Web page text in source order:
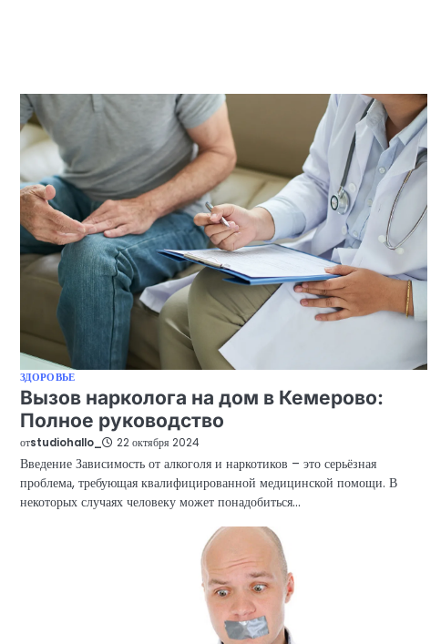
ЗДОРОВЬЕ
Вызов нарколога на дом в Кемерово:
Полное руководство
отstudiohallo_ 22 октября 2024
Введение Зависимость от алкоголя и наркотиков – это серьёзная
проблема, требующая квалифицированной медицинской помощи. В
некоторых случаях человеку может понадобиться…